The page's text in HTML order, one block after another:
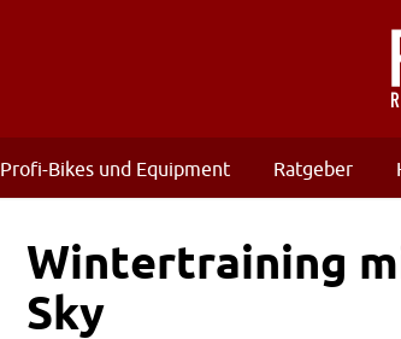
Profi-Bikes und Equipment Ratgeber
Wintertraining
Sky